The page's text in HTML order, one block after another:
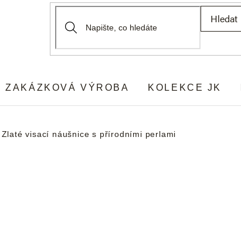
Hledat
ZAKÁZKOVÁ VÝROBA KOLEKCE JK
Zlaté visací náušnice s přírodními perlami